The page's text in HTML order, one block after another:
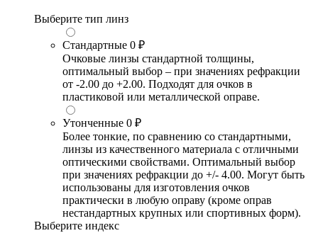
Выберите тип линз
Стандартные 0 ₽
Очковые линзы стандартной толщины,
оптимальный выбор – при значениях рефракции
от -2.00 до +2.00. Подходят для очков в
пластиковой или металлической оправе.
Утонченные 0 ₽
Более тонкие, по сравнению со стандартными,
линзы из качественного материала с отличными
оптическими свойствами. Оптимальный выбор
при значениях рефракции до +/- 4.00. Могут быть
использованы для изготовления очков
практически в любую оправу (кроме оправ
нестандартных крупных или спортивных форм).
Выберите индекс